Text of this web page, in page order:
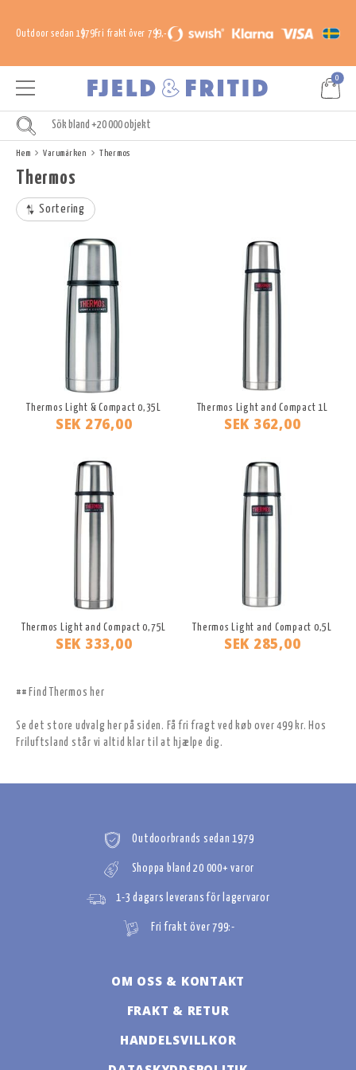
Outdoor sedan 1979Fri frakt över 799,-
0
Hem Varumärken Thermos
Thermos
Sortering
Thermos Light & Compact 0,35L
SEK 276,00
Thermos Light and Compact 1L
SEK 362,00
Thermos Light and Compact 0,75L
SEK 333,00
Thermos Light and Compact 0,5L
SEK 285,00
## Find Thermos her
Se det store udvalg her på siden. Få fri fragt ved køb over 499 kr. Hos
Friluftsland står vi altid klar til at hjælpe dig.
Outdoorbrands sedan 1979
Shoppa bland 20 000+ varor
1-3 dagars leverans för lagervaror
Fri frakt över 799:-
OM OSS & KONTAKT
FRAKT & RETUR
HANDELSVILLKOR